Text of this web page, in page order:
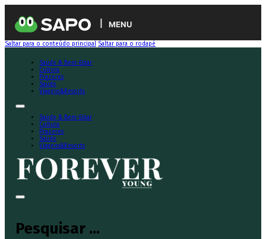
MENU
Saltar para o conteúdo principal Saltar para o rodapé
Saúde & Bem-Estar
Cultura
Prazeres
Saúde
Viagens&Resorts
Saúde & Bem-Estar
Cultura
Prazeres
Saúde
Viagens&Resorts
Pesquisar ...